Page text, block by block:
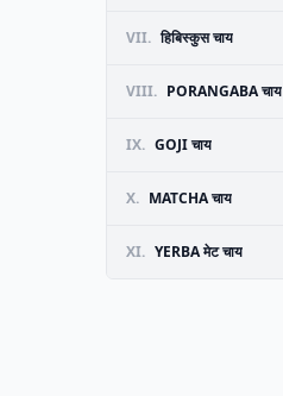
VII. हिबिस्कुस चाय
VIII. PORANGABA चाय
IX. GOJI चाय
X. MATCHA चाय
XI. YERBA मेट चाय